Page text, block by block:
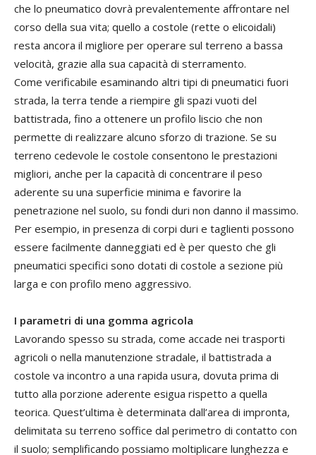
che lo pneumatico dovrà prevalentemente affrontare nel
corso della sua vita; quello a costole (rette o elicoidali)
resta ancora il migliore per operare sul terreno a bassa
velocità, grazie alla sua capacità di sterramento.
Come verificabile esaminando altri tipi di pneumatici fuori
strada, la terra tende a riempire gli spazi vuoti del
battistrada, fino a ottenere un profilo liscio che non
permette di realizzare alcuno sforzo di trazione. Se su
terreno cedevole le costole consentono le prestazioni
migliori, anche per la capacità di concentrare il peso
aderente su una superficie minima e favorire la
penetrazione nel suolo, su fondi duri non danno il massimo.
Per esempio, in presenza di corpi duri e taglienti possono
essere facilmente danneggiati ed è per questo che gli
pneumatici specifici sono dotati di costole a sezione più
larga e con profilo meno aggressivo.
I parametri di una gomma agricola
Lavorando spesso su strada, come accade nei trasporti
agricoli o nella manutenzione stradale, il battistrada a
costole va incontro a una rapida usura, dovuta prima di
tutto alla porzione aderente esigua rispetto a quella
teorica. Quest’ultima è determinata dall’area di impronta,
delimitata su terreno soffice dal perimetro di contatto con
il suolo; semplificando possiamo moltiplicare lunghezza e